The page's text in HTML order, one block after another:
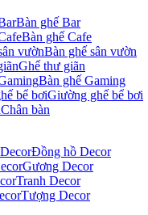
Bàn ghế Bar
Bàn ghế Cafe
Bàn ghế sân vườn
Ghế thư giãn
Bàn ghế Gaming
Giường ghế bể bơi
Chân bàn
Đồng hồ Decor
Gương Decor
Tranh Decor
Tượng Decor